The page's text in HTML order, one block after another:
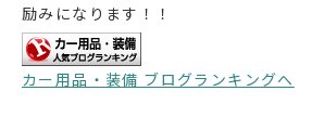
励みになります！！
カー用品・装備 ブログランキングへ